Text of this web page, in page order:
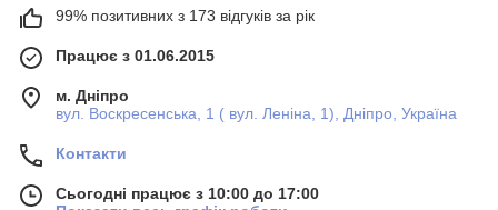
99% позитивних з 173 відгуків за рік
Працює з 01.06.2015
м. Дніпро
вул. Воскресенська, 1 ( вул. Леніна, 1), Дніпро, Україна
Контакти
Сьогодні працює з 10:00 до 17:00